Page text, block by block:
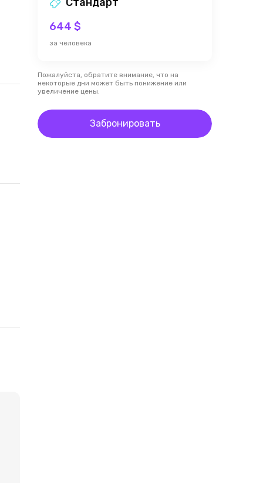
644 $
за человека
Пожалуйста, обратите внимание, что на
некоторые дни может быть понижение или
увеличение цены.
Забронировать